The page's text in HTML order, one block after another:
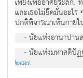
และเธอไม่ยึดมั่นอะไ
ปกติพิจารณาเห็นกาย
- นัยแห่งอานาปา
- นัยแห่งมหาสติปั
๒๘๗.